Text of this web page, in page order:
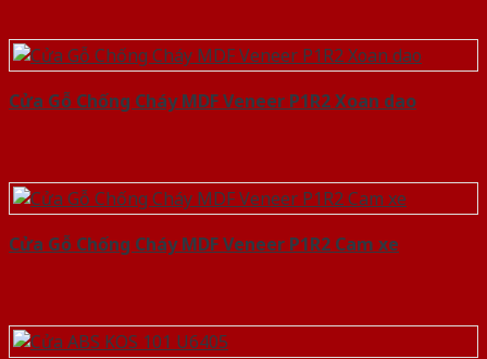
Cửa Gỗ Chống Cháy MDF Veneer P1R2 Xoan dao
Cửa Gỗ Chống Cháy MDF Veneer P1R2 Cam xe